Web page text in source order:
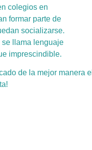
colegios en
formar parte de
socializarse.
se llama lenguaje
imprescindible.
de la mejor manera el